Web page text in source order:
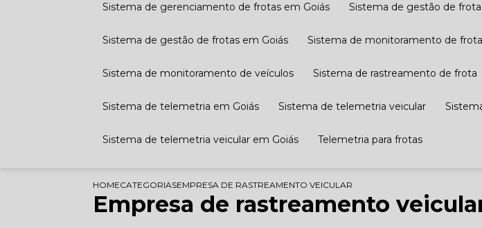
Sistema de gerenciamento de frotas em Goiás Sistema de gestão de
Sistema de gestão de frotas​ em Goiás Sistema de monitoramento de frota
Sistema de monitoramento de veículos Sistema de rastreamento de frota
Sistema de telemetria em Goiás Sistema de telemetria veicular
Sistema de telemetria veicular em Goiás Telemetria para frotas
HOMECATEGORIASEMPRESA DE RASTREAMENTO VEICULAR
Empresa de rastreamento